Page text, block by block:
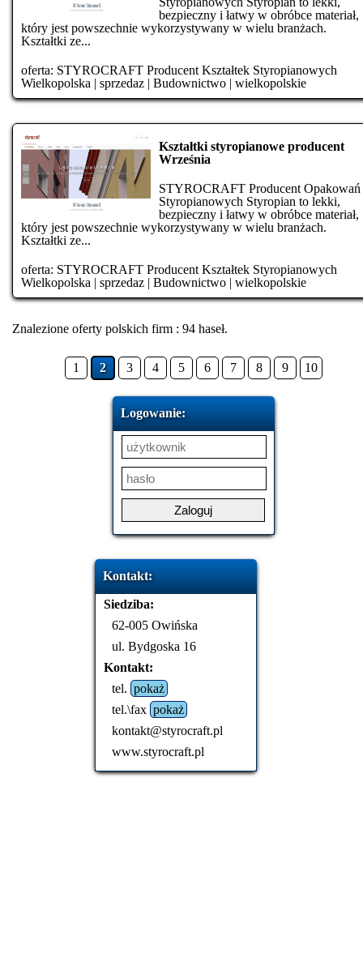
bezpieczny i łatwy w obróbce materiał,
który jest powszechnie wykorzystywany w wielu branżach.
Kształtki ze...
oferta: STYROCRAFT Producent Kształtek Styropianowych
Wielkopolska | sprzedaz | Budownictwo | wielkopolskie
Kształtki styropianowe producent
Września
STYROCRAFT Producent Opakowań
Styropianowych Styropian to lekki,
bezpieczny i łatwy w obróbce materiał,
który jest powszechnie wykorzystywany w wielu branżach.
Kształtki ze...
oferta: STYROCRAFT Producent Kształtek Styropianowych
Wielkopolska | sprzedaz | Budownictwo | wielkopolskie
Znalezione oferty polskich firm : 94 haseł.
1 2 3 4 5 6 7 8 9 10
Logowanie:
Kontakt:
Siedziba:
62-005 Owińska
ul. Bydgoska 16
Kontakt:
tel. pokaż
tel.\fax pokaż
kontakt@styrocraft.pl
www.styrocraft.pl